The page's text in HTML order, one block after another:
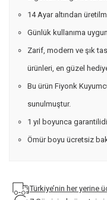
14 Ayar altından
Günlük kullanıma
Zarif, modern ve şık
ürünleri, en güzel
Bu ürün Fiyonk
sunulmuştur.
1 yıl boyunca
Ömür boyu ücretsiz
Türkiye’nin her yerine